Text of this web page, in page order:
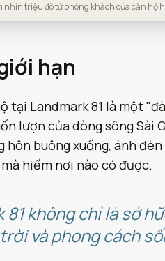
nhìn triệu đô từ phòng khách của căn hộ
hạn
tại Landmark 81 là một
lượn của dòng sông Sài
hôn buông xuống, ánh
hiếm nơi nào có được.
81 không chỉ là sở
và phong cách